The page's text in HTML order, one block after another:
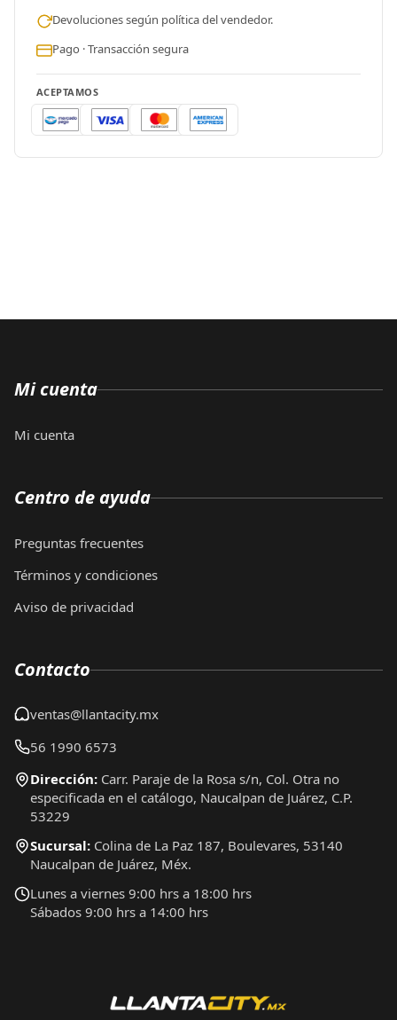
Devoluciones según política del vendedor.
Pago · Transacción segura
ACEPTAMOS
Mi cuenta
Mi cuenta
Centro de ayuda
Preguntas frecuentes
Términos y condiciones
Aviso de privacidad
Contacto
ventas@llantacity.mx
56 1990 6573
Dirección: Carr. Paraje de la Rosa s/n, Col. Otra no
especificada en el catálogo, Naucalpan de Juárez, C.P.
53229
Sucursal: Colina de La Paz 187, Boulevares, 53140
Naucalpan de Juárez, Méx.
Lunes a viernes 9:00 hrs a 18:00 hrs
Sábados 9:00 hrs a 14:00 hrs